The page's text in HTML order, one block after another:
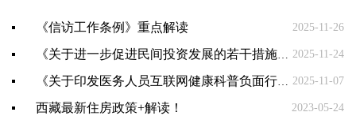
2025-11-26
《信访工作条例》重点解读
2025-11-24
《关于进一步促进民间投资发展的若干措施》解读
2025-11-07
《关于印发医务人员互联网健康科普负面行为清单（试行）的通知》政策解读
2023-05-24
西藏最新住房政策+解读！